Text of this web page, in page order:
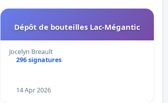
Dépôt de bouteilles Lac-Mégantic
Jocelyn Breault
296 signatures
14 Apr 2026